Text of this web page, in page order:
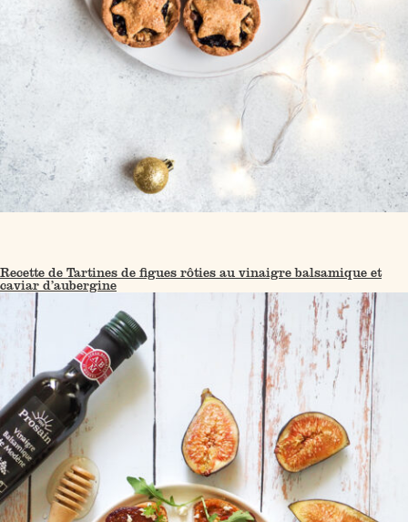
Recette de Tartines de figues rôties au vinaigre balsamique et
caviar d’aubergine